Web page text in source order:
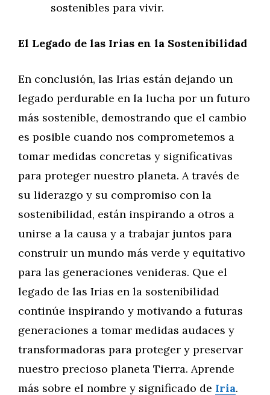
sostenibles para vivir.
El Legado de las Irias en la Sostenibilidad
En conclusión, las Irias están dejando un
legado perdurable en la lucha por un futuro
más sostenible, demostrando que el cambio
es posible cuando nos comprometemos a
tomar medidas concretas y significativas
para proteger nuestro planeta. A través de
su liderazgo y su compromiso con la
sostenibilidad, están inspirando a otros a
unirse a la causa y a trabajar juntos para
construir un mundo más verde y equitativo
para las generaciones venideras. Que el
legado de las Irias en la sostenibilidad
continúe inspirando y motivando a futuras
generaciones a tomar medidas audaces y
transformadoras para proteger y preservar
nuestro precioso planeta Tierra. Aprende
más sobre el nombre y significado de Iria.